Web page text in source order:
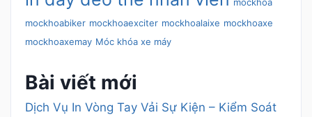
mockhoabiker mockhoaexciter mockhoalaixe mockhoaxe
mockhoaxemay Móc khóa xe máy
Bài viết mới
Dịch Vụ In Vòng Tay Vải Sự Kiện – Kiểm Soát